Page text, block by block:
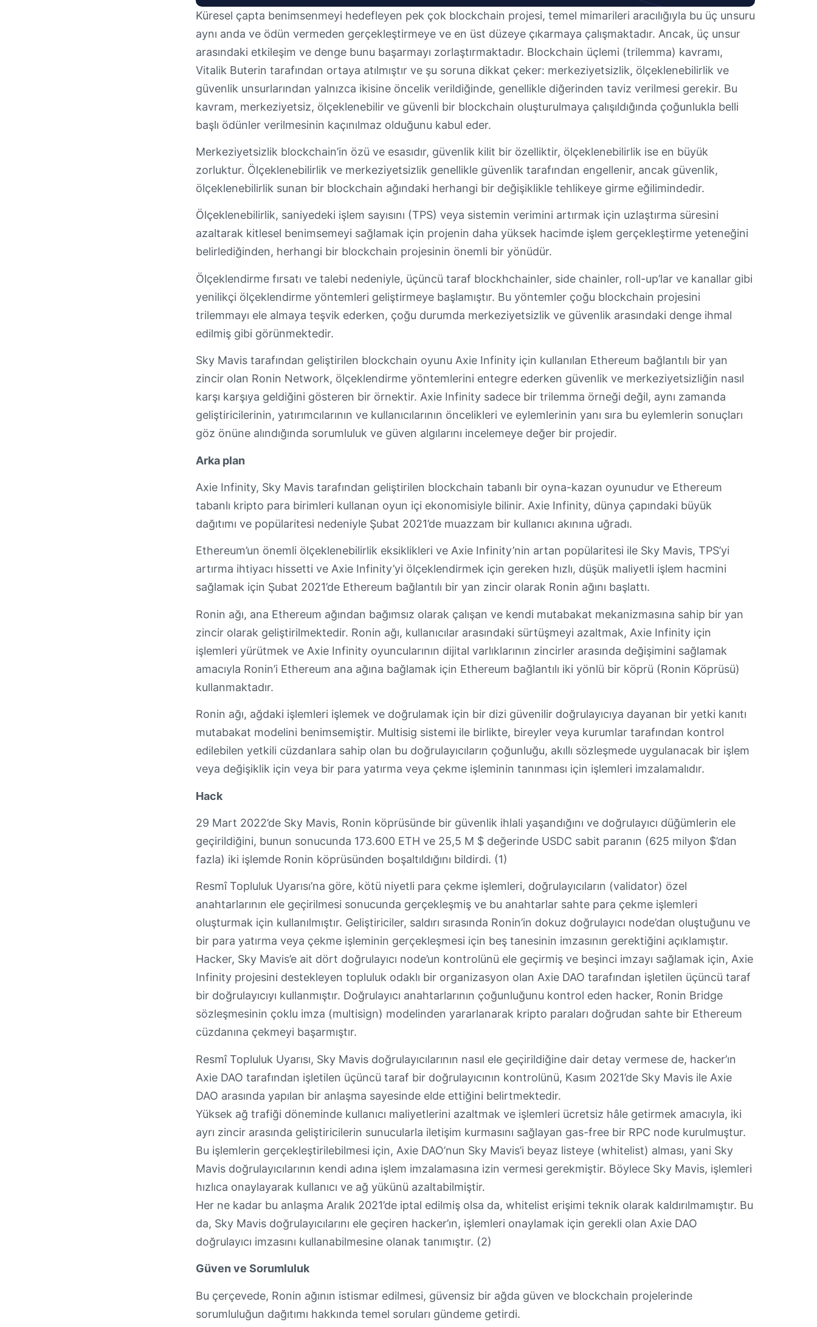
Küresel çapta benimsenmeyi hedefleyen pek çok blockchain projesi, temel mimarileri aracılığıyla bu üç unsuru
aynı anda ve ödün vermeden gerçekleştirmeye ve en üst düzeye çıkarmaya çalışmaktadır. Ancak, üç unsur
arasındaki etkileşim ve denge bunu başarmayı zorlaştırmaktadır. Blockchain üçlemi (trilemma) kavramı,
Vitalik Buterin tarafından ortaya atılmıştır ve şu soruna dikkat çeker: merkeziyetsizlik, ölçeklenebilirlik ve
güvenlik unsurlarından yalnızca ikisine öncelik verildiğinde, genellikle diğerinden taviz verilmesi gerekir. Bu
kavram, merkeziyetsiz, ölçeklenebilir ve güvenli bir blockchain oluşturulmaya çalışıldığında çoğunlukla belli
başlı ödünler verilmesinin kaçınılmaz olduğunu kabul eder.
Merkeziyetsizlik blockchain’in özü ve esasıdır, güvenlik kilit bir özelliktir, ölçeklenebilirlik ise en büyük
zorluktur. Ölçeklenebilirlik ve merkeziyetsizlik genellikle güvenlik tarafından engellenir, ancak güvenlik,
ölçeklenebilirlik sunan bir blockchain ağındaki herhangi bir değişiklikle tehlikeye girme eğilimindedir.
Ölçeklenebilirlik, saniyedeki işlem sayısını (TPS) veya sistemin verimini artırmak için uzlaştırma süresini
azaltarak kitlesel benimsemeyi sağlamak için projenin daha yüksek hacimde işlem gerçekleştirme yeteneğini
belirlediğinden, herhangi bir blockchain projesinin önemli bir yönüdür.
Ölçeklendirme fırsatı ve talebi nedeniyle, üçüncü taraf blockhchainler, side chainler, roll-up’lar ve kanallar gibi
yenilikçi ölçeklendirme yöntemleri geliştirmeye başlamıştır. Bu yöntemler çoğu blockchain projesini
trilemmayı ele almaya teşvik ederken, çoğu durumda merkeziyetsizlik ve güvenlik arasındaki denge ihmal
edilmiş gibi görünmektedir.
Sky Mavis tarafından geliştirilen blockchain oyunu Axie Infinity için kullanılan Ethereum bağlantılı bir yan
zincir olan Ronin Network, ölçeklendirme yöntemlerini entegre ederken güvenlik ve merkeziyetsizliğin nasıl
karşı karşıya geldiğini gösteren bir örnektir. Axie Infinity sadece bir trilemma örneği değil, aynı zamanda
geliştiricilerinin, yatırımcılarının ve kullanıcılarının öncelikleri ve eylemlerinin yanı sıra bu eylemlerin sonuçları
göz önüne alındığında sorumluluk ve güven algılarını incelemeye değer bir projedir.
Arka plan
Axie Infinity, Sky Mavis tarafından geliştirilen blockchain tabanlı bir oyna-kazan oyunudur ve Ethereum
tabanlı kripto para birimleri kullanan oyun içi ekonomisiyle bilinir. Axie Infinity, dünya çapındaki büyük
dağıtımı ve popülaritesi nedeniyle Şubat 2021’de muazzam bir kullanıcı akınına uğradı.
Ethereum’un önemli ölçeklenebilirlik eksiklikleri ve Axie Infinity’nin artan popülaritesi ile Sky Mavis, TPS’yi
artırma ihtiyacı hissetti ve Axie Infinity’yi ölçeklendirmek için gereken hızlı, düşük maliyetli işlem hacmini
sağlamak için Şubat 2021’de Ethereum bağlantılı bir yan zincir olarak Ronin ağını başlattı.
Ronin ağı, ana Ethereum ağından bağımsız olarak çalışan ve kendi mutabakat mekanizmasına sahip bir yan
zincir olarak geliştirilmektedir. Ronin ağı, kullanıcılar arasındaki sürtüşmeyi azaltmak, Axie Infinity için
işlemleri yürütmek ve Axie Infinity oyuncularının dijital varlıklarının zincirler arasında değişimini sağlamak
amacıyla Ronin’i Ethereum ana ağına bağlamak için Ethereum bağlantılı iki yönlü bir köprü (Ronin Köprüsü)
kullanmaktadır.
Ronin ağı, ağdaki işlemleri işlemek ve doğrulamak için bir dizi güvenilir doğrulayıcıya dayanan bir yetki kanıtı
mutabakat modelini benimsemiştir. Multisig sistemi ile birlikte, bireyler veya kurumlar tarafından kontrol
edilebilen yetkili cüzdanlara sahip olan bu doğrulayıcıların çoğunluğu, akıllı sözleşmede uygulanacak bir işlem
veya değişiklik için veya bir para yatırma veya çekme işleminin tanınması için işlemleri imzalamalıdır.
Hack
29 Mart 2022’de Sky Mavis, Ronin köprüsünde bir güvenlik ihlali yaşandığını ve doğrulayıcı düğümlerin ele
geçirildiğini, bunun sonucunda 173.600 ETH ve 25,5 M $ değerinde USDC sabit paranın (625 milyon $’dan
fazla) iki işlemde Ronin köprüsünden boşaltıldığını bildirdi. (1)
Resmî Topluluk Uyarısı’na göre, kötü niyetli para çekme işlemleri, doğrulayıcıların (validator) özel
anahtarlarının ele geçirilmesi sonucunda gerçekleşmiş ve bu anahtarlar sahte para çekme işlemleri
oluşturmak için kullanılmıştır. Geliştiriciler, saldırı sırasında Ronin’in dokuz doğrulayıcı node’dan oluştuğunu ve
bir para yatırma veya çekme işleminin gerçekleşmesi için beş tanesinin imzasının gerektiğini açıklamıştır.
Hacker, Sky Mavis’e ait dört doğrulayıcı node’un kontrolünü ele geçirmiş ve beşinci imzayı sağlamak için, Axie
Infinity projesini destekleyen topluluk odaklı bir organizasyon olan Axie DAO tarafından işletilen üçüncü taraf
bir doğrulayıcıyı kullanmıştır. Doğrulayıcı anahtarlarının çoğunluğunu kontrol eden hacker, Ronin Bridge
sözleşmesinin çoklu imza (multisign) modelinden yararlanarak kripto paraları doğrudan sahte bir Ethereum
cüzdanına çekmeyi başarmıştır.
Resmî Topluluk Uyarısı, Sky Mavis doğrulayıcılarının nasıl ele geçirildiğine dair detay vermese de, hacker’ın
Axie DAO tarafından işletilen üçüncü taraf bir doğrulayıcının kontrolünü, Kasım 2021’de Sky Mavis ile Axie
DAO arasında yapılan bir anlaşma sayesinde elde ettiğini belirtmektedir.
Yüksek ağ trafiği döneminde kullanıcı maliyetlerini azaltmak ve işlemleri ücretsiz hâle getirmek amacıyla, iki
ayrı zincir arasında geliştiricilerin sunucularla iletişim kurmasını sağlayan gas-free bir RPC node kurulmuştur.
Bu işlemlerin gerçekleştirilebilmesi için, Axie DAO’nun Sky Mavis’i beyaz listeye (whitelist) alması, yani Sky
Mavis doğrulayıcılarının kendi adına işlem imzalamasına izin vermesi gerekmiştir. Böylece Sky Mavis, işlemleri
hızlıca onaylayarak kullanıcı ve ağ yükünü azaltabilmiştir.
Her ne kadar bu anlaşma Aralık 2021’de iptal edilmiş olsa da, whitelist erişimi teknik olarak kaldırılmamıştır. Bu
da, Sky Mavis doğrulayıcılarını ele geçiren hacker’ın, işlemleri onaylamak için gerekli olan Axie DAO
doğrulayıcı imzasını kullanabilmesine olanak tanımıştır. (2)
Güven ve Sorumluluk
Bu çerçevede, Ronin ağının istismar edilmesi, güvensiz bir ağda güven ve blockchain projelerinde
sorumluluğun dağıtımı hakkında temel soruları gündeme getirdi.